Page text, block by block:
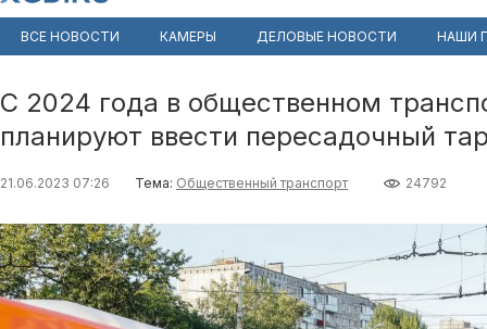
ВСЕ НОВОСТИ КАМЕРЫ ДЕЛОВЫЕ НОВОСТИ НАШИ
С 2024 года в общественном
планируют ввести пересадочный
21.06.2023 07:26 Тема: Общественный транспорт 24792